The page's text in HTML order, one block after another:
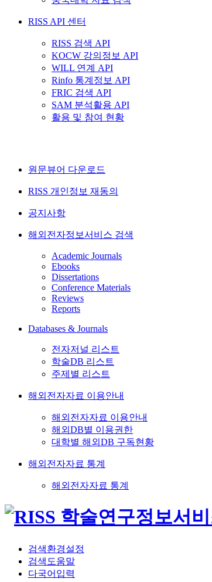
RISS API 센터
RISS 검색 API
KOCW 강의정보 API
WILL 연계 API
Rinfo 통계정보 API
FRIC 검색 API
SAM 분석활용 API
활용 및 참여 현황
원문뷰어 다운로드
RISS 개인정보 재동의
공지사항
해외전자정보서비스 검색
Academic Journals
Ebooks
Dissertations
Conference Materials
Reviews
Reports
Databases & Journals
전자저널 리스트
학술DB 리스트
주제별 리스트
해외전자자료 이용안내
해외전자자료 이용안내
해외DB별 이용권한
대학별 해외DB 구독현황
해외전자자료 통계
해외전자자료 통계
검색환경설정
검색도움말
다국어입력